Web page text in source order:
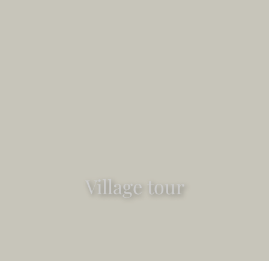
Village tour